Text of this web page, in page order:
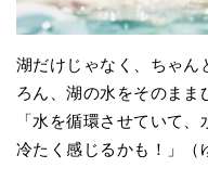
湖だけじゃなく、ちゃん
ろん、湖の水をそのまま
「水を循環させていて
冷たく感じるかも！」（